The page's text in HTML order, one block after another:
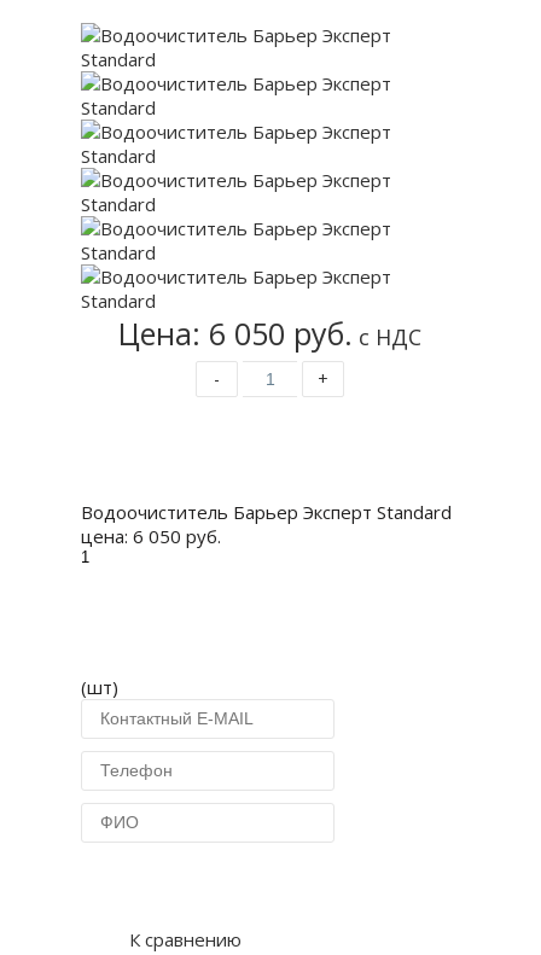
Цена: 6 050 руб. с НДС
- +
Водоочиститель Барьер Эксперт Standard
цена:6 050 руб.
(шт)
К сравнению